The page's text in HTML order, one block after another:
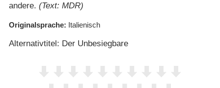
andere. (Text: MDR)
Originalsprache Italienisch
Alternativtitel: Der Unbesiegbare